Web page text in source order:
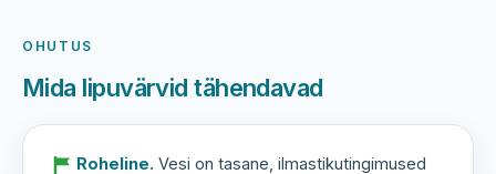
OHUTUS
Mida lipuvärvid tähendavad
Roheline. Vesi on tasane, ilmastikutingimused